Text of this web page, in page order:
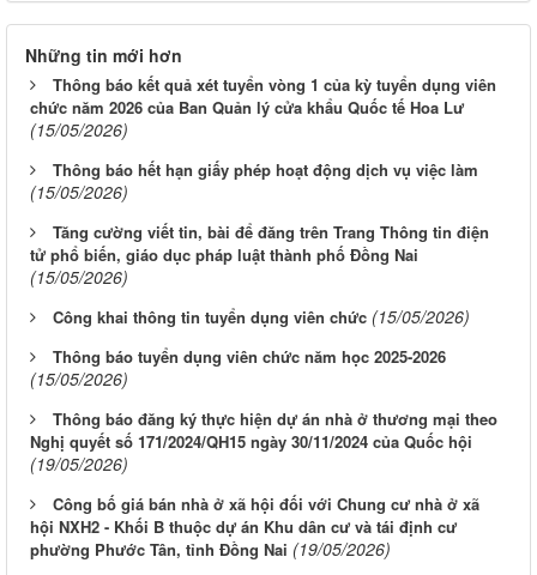
Những tin mới hơn
Thông báo kết quả xét tuyển vòng 1 của kỳ tuyển dụng viên
chức năm 2026 của Ban Quản lý cửa khẩu Quốc tế Hoa Lư
(15/05/2026)
Thông báo hết hạn giấy phép hoạt động dịch vụ việc làm
(15/05/2026)
Tăng cường viết tin, bài để đăng trên Trang Thông tin điện
tử phổ biến, giáo dục pháp luật thành phố Đồng Nai
(15/05/2026)
Công khai thông tin tuyển dụng viên chức (15/05/2026)
Thông báo tuyển dụng viên chức năm học 2025-2026
(15/05/2026)
Thông báo đăng ký thực hiện dự án nhà ở thương mại theo
Nghị quyết số 171/2024/QH15 ngày 30/11/2024 của Quốc hội
(19/05/2026)
Công bố giá bán nhà ở xã hội đối với Chung cư nhà ở xã
hội NXH2 - Khối B thuộc dự án Khu dân cư và tái định cư
phường Phước Tân, tỉnh Đồng Nai (19/05/2026)